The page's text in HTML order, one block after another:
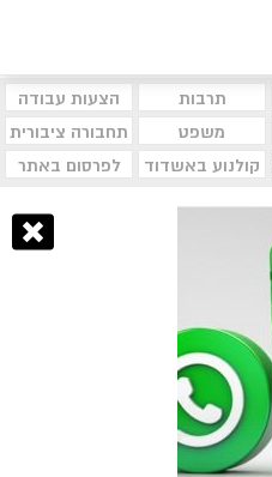
תרבות
הצעות עבודה
משפט
תחבורה ציבורית
קולנוע באשדוד לפרסום באתר